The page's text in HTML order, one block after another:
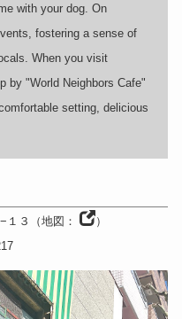
with your dog. On
fostering a sense of
When you visit
by "World Neighbors Cafe"
setting, delicious
１３ （地図：
）